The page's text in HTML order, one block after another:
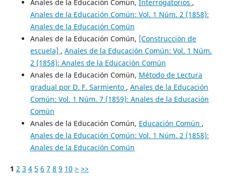
Anales de la Educación Común, Interrogatorios ,
Anales de la Educación Común: Vol. 1 Núm. 2 (1858):
Anales de la Educación Común
Anales de la Educación Común, [Construcción de
escuela] , Anales de la Educación Común: Vol. 1 Núm.
2 (1858): Anales de la Educación Común
Anales de la Educación Común, Método de Lectura
gradual por D. F. Sarmiento , Anales de la Educación
Común: Vol. 1 Núm. 7 (1859): Anales de la Educación
Común
Anales de la Educación Común, Educación Común ,
Anales de la Educación Común: Vol. 1 Núm. 2 (1858):
Anales de la Educación Común
1 2 3 4 5 6 7 8 9 10 > >>